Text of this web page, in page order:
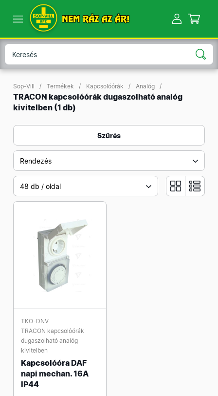
NEM RÁZ AZ ÁR!
Sop-Vill Termékek Kapcsolóórák Analóg
TRACON kapcsolóórák dugaszolható analóg
kivitelben (1 db)
Szűrés
Rendezés
48 db / oldal
TKO-DNV
TRACON kapcsolóórák
dugaszolható analóg
kivitelben
Kapcsolóóra DAF
napi mechan. 16A
IP44